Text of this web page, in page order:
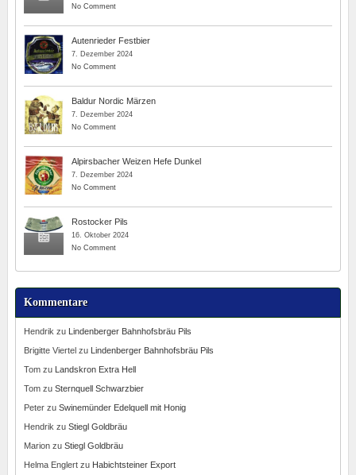
No Comment
Autenrieder Festbier
7. Dezember 2024
No Comment
Baldur Nordic Märzen
7. Dezember 2024
No Comment
Alpirsbacher Weizen Hefe Dunkel
7. Dezember 2024
No Comment
Rostocker Pils
16. Oktober 2024
No Comment
Kommentare
Hendrik zu
Lindenberger Bahnhofsbräu Pils
Brigitte Viertel zu
Lindenberger Bahnhofsbräu Pils
Tomzu
Landskron Extra Hell
Tomzu Sternquell Schwarzbier
Peterzu Swinemünder Edelquell mit Honig
Hendrik zu Stiegl Goldbräu
Marionzu Stiegl Goldbräu
Helma Englertzu Habichtsteiner Export